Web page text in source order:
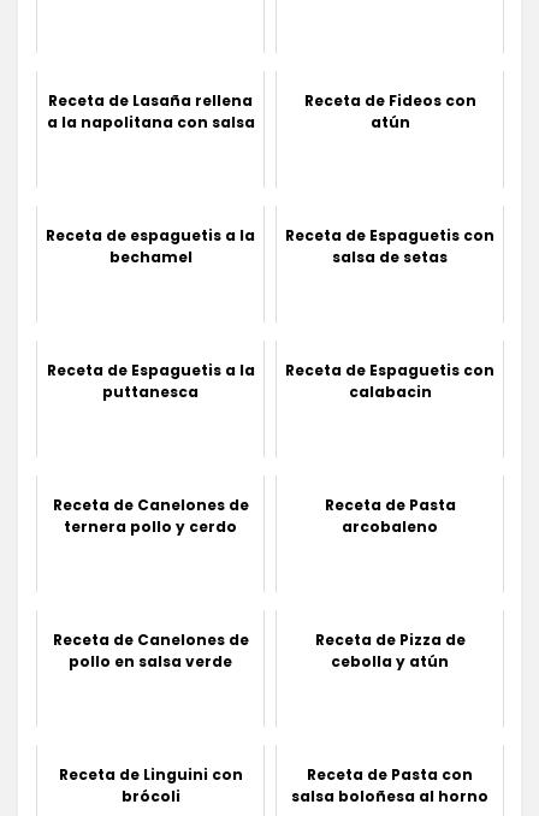
Receta de Lasaña rellena
a la napolitana con salsa
Receta de Fideos con
atún
Receta de espaguetis a la
bechamel
Receta de Espaguetis con
salsa de setas
Receta de Espaguetis a la
puttanesca
Receta de Espaguetis con
calabacin
Receta de Canelones de
ternera pollo y cerdo
Receta de Pasta
arcobaleno
Receta de Canelones de
pollo en salsa verde
Receta de Pizza de
cebolla y atún
Receta de Linguini con
brócoli
Receta de Pasta con
salsa boloñesa al horno